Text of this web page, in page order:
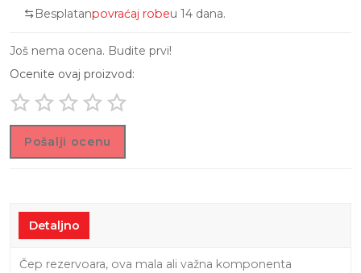
Besplatanpovraćaj robeu 14 dana.
Još nema ocena. Budite prvi!
Ocenite ovaj proizvod:
Pošalji ocenu
Detaljno
Čep rezervoara, ova mala ali važna komponenta